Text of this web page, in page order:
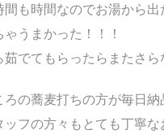
間も時間なのでお湯から
うまかった！！！
でてもらったらまたさら
の蕎麦打ちの方が毎日納
ッフの方々もとても丁寧